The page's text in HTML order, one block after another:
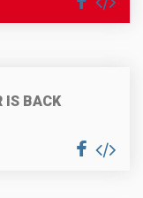
IS BACK